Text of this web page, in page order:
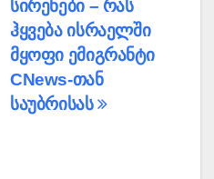
სირენები – რას
ჰყვება ისრაელში
მყოფი ემიგრანტი
CNews-თან
საუბრისას